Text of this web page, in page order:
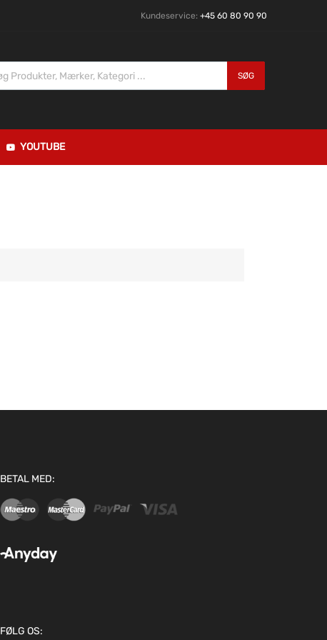
Kundeservice: +45 60 80 90 90
SØG
YOUTUBE
BETAL MED:
FØLG OS: